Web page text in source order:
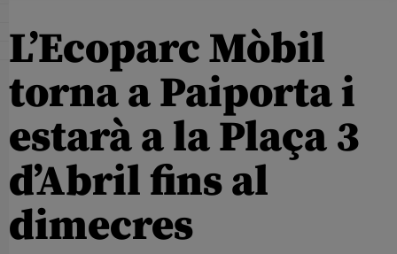
L’Ecoparc Mòbil
torna a Paiporta i
estarà a la Plaça 3
d’Abril fins al
dimecres